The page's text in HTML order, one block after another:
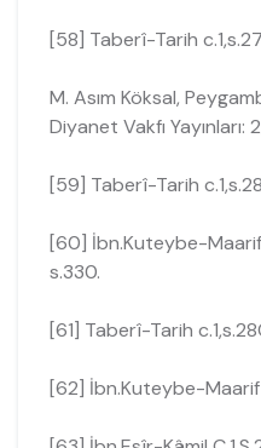
[58] Taberî-Tarih
M. Asım Köksal,
Diyanet Vakfı
[59] Taberî-Tarih
[60] İbn.Kuteybe-
s.330.
[61] Taberî-Tarih
[62] İbn.Kuteybe-Maarif